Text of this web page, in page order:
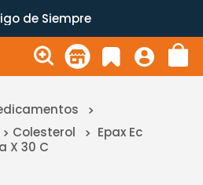
de Siempre
Colesterol
Epax Ec
X 30 C